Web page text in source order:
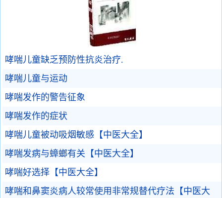
哮喘儿童缺乏预防性抗炎治疗.
哮喘儿童与运动
哮喘发作的警告征象
哮喘发作的症状
哮喘儿童被动吸烟敏感【中医大全】
哮喘发病与蟑螂有关【中医大全】
哮喘好选择【中医大全】
哮喘和鼻窦炎病人较常使用非常规替代疗法【中医大